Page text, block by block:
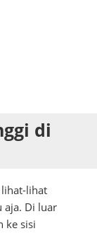
di
lihat-lihat
aja. Di luar
ke sisi